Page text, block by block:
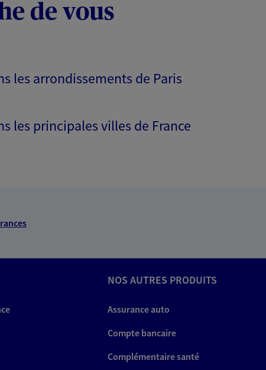
de vous
les arrondissements de Paris
les principales villes de France
NOS AUTRES PRODUITS
Assurance auto
Compte bancaire
Complémentaire santé